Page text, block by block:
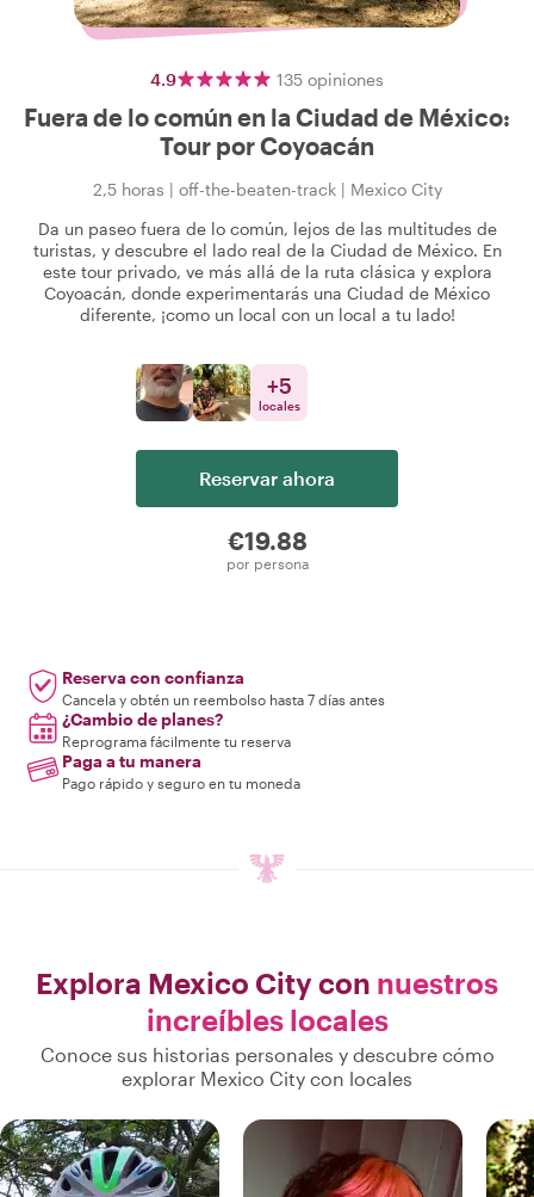
4.9 135 opiniones
Fuera de lo común en la Ciudad de México:
Tour por Coyoacán
2,5 horas | off-the-beaten-track| Mexico City
Da un paseo fuera de lo común, lejos de las multitudes de
turistas, y descubre el lado real de la Ciudad de México. En
este tour privado, ve más allá de la ruta clásica y explora
Coyoacán, donde experimentarás una Ciudad de México
diferente, ¡como un local con un local a tu lado!
Reservar ahora
€19.88
por persona
+5
locales
Reserva con confianza
Cancela y obtén un reembolso hasta 7 días antes
¿Cambio de planes?
Reprograma fácilmente tu reserva
Paga a tu manera
Pago rápido y seguro en tu moneda
Explora Mexico City con nuestros
increíbles locales
Conoce sus historias personales y descubre cómo
explorar Mexico City con locales